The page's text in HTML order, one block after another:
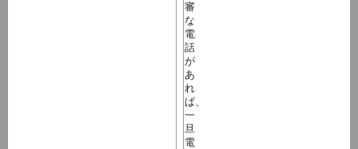
審
な
電
話
が
あ
れ
ば、
一
旦
電